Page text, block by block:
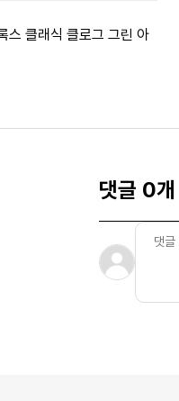
스 클래식 클로그 그린 아
댓글 0개